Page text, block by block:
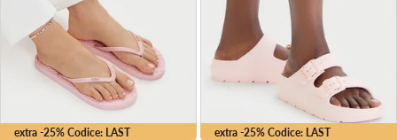
extra -25% Codice: LAST extra -25% Codice: LAST